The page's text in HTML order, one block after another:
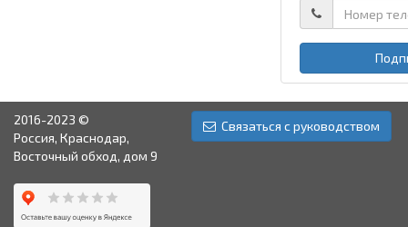
2016-2023 ©
Россия, Краснодар,
Восточный обход, дом 9
Связаться с руководством